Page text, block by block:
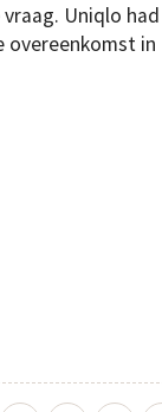
Uniqlo had
overeenkomst in